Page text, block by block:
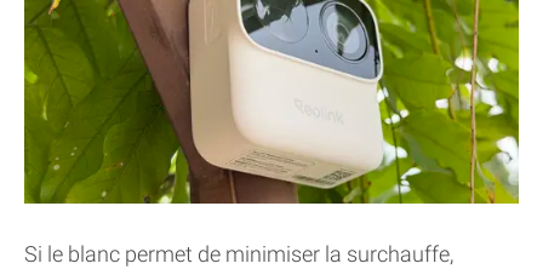
Si le blanc permet de minimiser la surchauffe,